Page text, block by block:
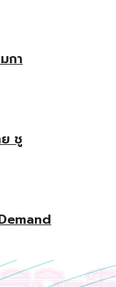
กา
ย ชู